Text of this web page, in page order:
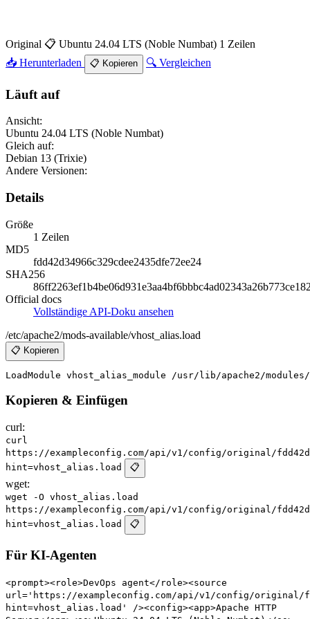
Original 📋 Ubuntu 24.04 LTS (Noble Numbat) 1 Zeilen
📥 Herunterladen
📋 Kopieren 🔍 Vergleichen
Läuft auf
Ansicht:
Ubuntu 24.04 LTS (Noble Numbat)
Gleich auf:
Debian 13 (Trixie)
Andere Versionen:
Details
Größe
1 Zeilen
MD5
fdd42d34966c329cdee2435dfe72ee24
SHA256
Official docs
Vollständige API-Doku ansehen
/etc/apache2/mods-available/vhost_alias.load
📋 Kopieren
Kopieren & Einfügen
curl:
curl
https://exampleconfig.com/api/v1/config/original/
hint=vhost_alias.load
📋
wget:
wget -O vhost_alias.load
https://exampleconfig.com/api/v1/config/original/
hint=vhost_alias.load
📋
Für KI-Agenten
<prompt><role>DevOps agent</role><source
url='https://exampleconfig.com/api/v1/config/original/
hint=vhost_alias.load' /><config><app>Apache HTTP